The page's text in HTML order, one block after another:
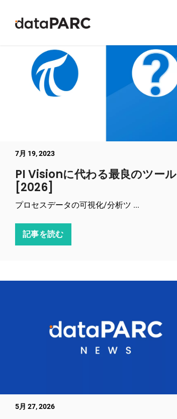
7月 19, 2023
PI Visionに代わる最良のツール
[2026]
プロセスデータの可視化/分析ツ ...
記事を読む
5月 27, 2026